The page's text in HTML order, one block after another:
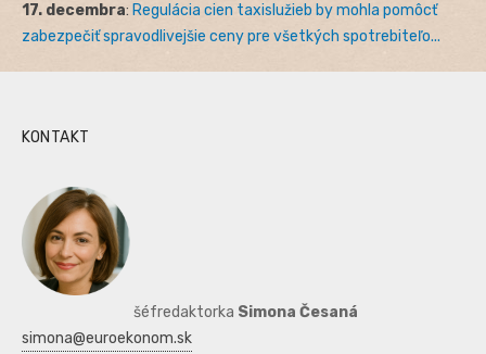
17. decembra: Regulácia cien taxislužieb by mohla pomôcť
zabezpečiť spravodlivejšie ceny pre všetkých spotrebiteľo...
KONTAKT
šéfredaktorka Simona Česaná
simona@euroekonom.sk